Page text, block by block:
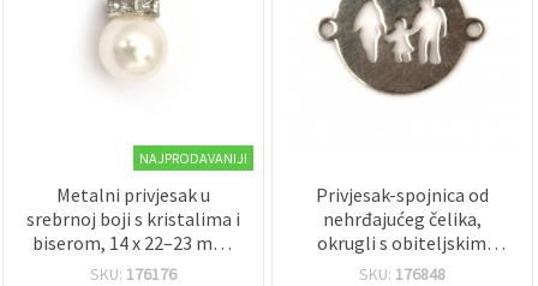
NAJPRODAVANIJI
Metalni privjesak u
srebrnoj boji s kristalima i
biserom, 14 x 22–23 mm,
otvor 4 mm, 10 kom. – za
SKU: 176176
Privjesak-spojnica od
nehrđajućeg čelika,
okrugli s obiteljskim
izrezom, srebrne boje,
SKU: 176848